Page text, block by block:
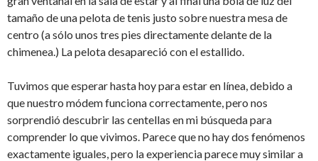
tamaño de una pelota de tenis justo sobre nuestra mesa de
centro (a sólo unos tres pies directamente delante de la
chimenea.) La pelota desapareció con el estallido.
Tuvimos que esperar hasta hoy para estar en línea, debido a
que nuestro módem funciona correctamente, pero nos
sorprendió descubrir las centellas en mi búsqueda para
comprender lo que vivimos. Parece que no hay dos fenómenos
exactamente iguales, pero la experiencia parece muy similar a